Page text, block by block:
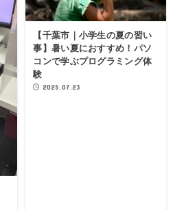
【千葉市｜小学生の夏の習い
事】暑い夏におすすめ！パソ
コンで学ぶプログラミング体
験
2025.07.23